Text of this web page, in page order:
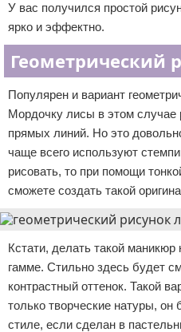
У вас получился простой
ярко и эффектно.
Геометрический
Популярен и вариант
Мордочку лисы в этом
прямых линий. Но это
чаще всего используют
рисовать, то при помощи
сможете создать такой
Кстати, делать такой маникюр
гамме. Стильно здесь будет
контрастный оттенок. Такой
только творческие натуры,
стиле, если сделан в